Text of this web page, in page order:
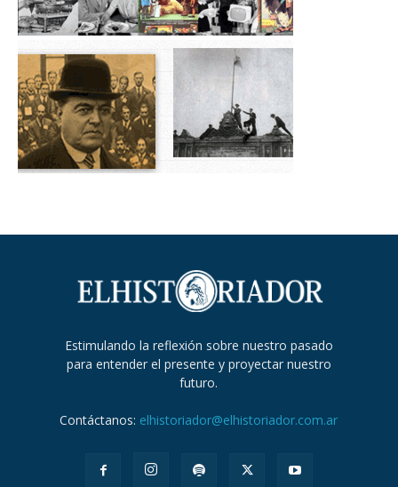
Estimulando la reflexión sobre nuestro pasado
para entender el presente y proyectar nuestro
futuro.
Contáctanos: elhistoriador@elhistoriador.com.ar